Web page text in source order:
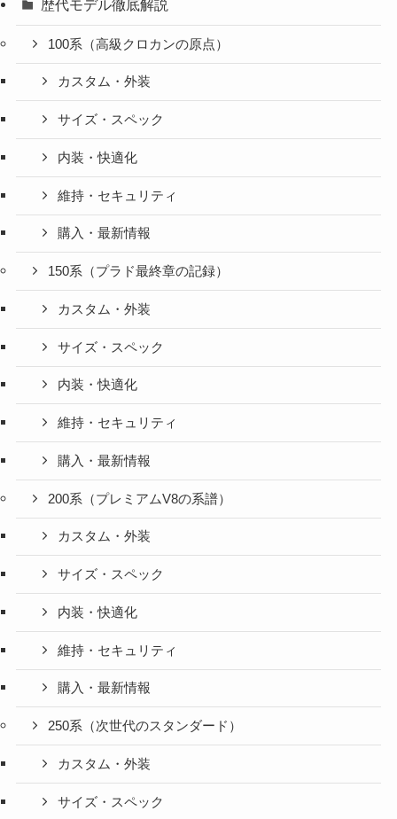
歴代モデル徹底解説
100系（高級クロカンの原点）
カスタム・外装
サイズ・スペック
内装・快適化
維持・セキュリティ
購入・最新情報
150系（プラド最終章の記録）
カスタム・外装
サイズ・スペック
内装・快適化
維持・セキュリティ
購入・最新情報
200系（プレミアムV8の系譜）
カスタム・外装
サイズ・スペック
内装・快適化
維持・セキュリティ
購入・最新情報
250系（次世代のスタンダード）
カスタム・外装
サイズ・スペック